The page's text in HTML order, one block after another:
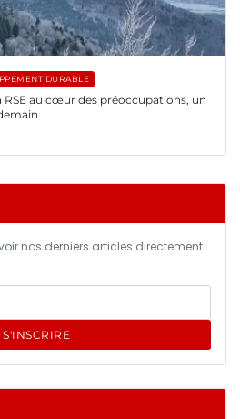
DURABLE
RSE au cœur des préoccupations, un
nos derniers articles directement
S'INSCRIRE